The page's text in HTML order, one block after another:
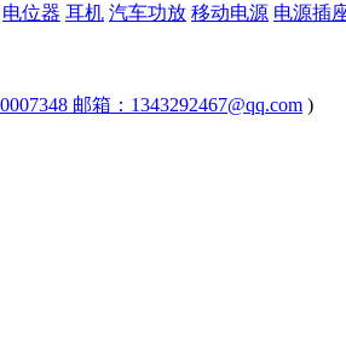
电位器 耳机 汽车功放 移动电源 电源插
邮箱：1343292467@qq.com )